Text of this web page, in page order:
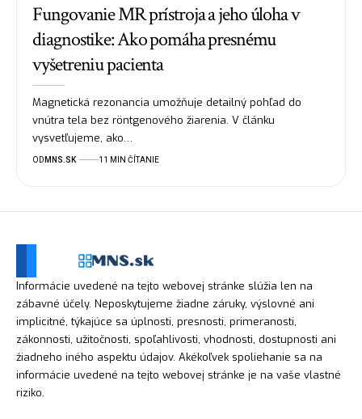
Fungovanie MR prístroja a jeho úloha v
diagnostike: Ako pomáha presnému
vyšetreniu pacienta
Magnetická rezonancia umožňuje detailný pohľad do
vnútra tela bez röntgenového žiarenia. V článku
vysvetľujeme, ako…
OD MNS.SK 11 MIN ČÍTANIE
Informácie uvedené na tejto webovej stránke slúžia len na
zábavné účely. Neposkytujeme žiadne záruky, výslovné ani
implicitné, týkajúce sa úplnosti, presnosti, primeranosti,
zákonnosti, užitočnosti, spoľahlivosti, vhodnosti, dostupnosti ani
žiadneho iného aspektu údajov. Akékoľvek spoliehanie sa na
informácie uvedené na tejto webovej stránke je na vaše vlastné
riziko.